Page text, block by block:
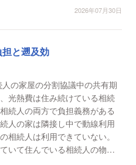
2026年07月30日
と遡及効
人の家屋の分割協議中の共有期
光熱費は住み続けている相続
続人の両方で負担義務がある
人の家は隣接し中で動線利用
相続人は利用できていない。
いて住んでいる相続人の物と